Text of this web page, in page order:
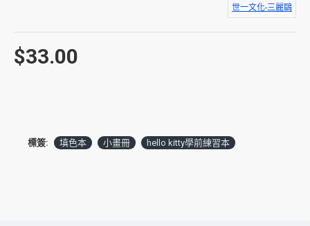
$33.00
世一文化-三麗鷗
標簽: 填色本 小畫冊 hello kitty學前練習本